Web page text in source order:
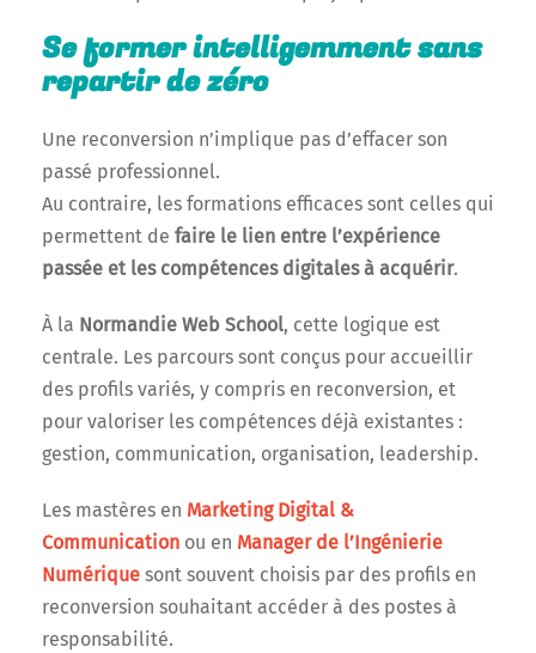
Se former intelligemment sans
repartir de zéro
Une reconversion n’implique pas d’effacer son
passé professionnel.
Au contraire, les formations efficaces sont celles qui
permettent de faire le lien entre l’expérience
passée et les compétences digitales à acquérir.
À la Normandie Web School, cette logique est
centrale. Les parcours sont conçus pour accueillir
des profils variés, y compris en reconversion, et
pour valoriser les compétences déjà existantes :
gestion, communication, organisation, leadership.
Les mastères en Marketing Digital &
Communication ou en Manager de l’Ingénierie
Numérique sont souvent choisis par des profils en
reconversion souhaitant accéder à des postes à
responsabilité.